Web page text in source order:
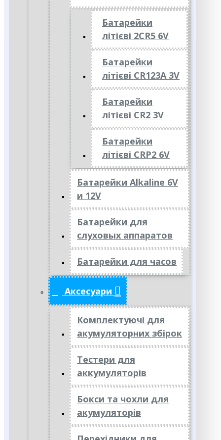
Батарейки
літієві 2CR5 6V
Батарейки
літієві CR123A 3V
Батарейки
літієві CR2 3V
Батарейки
літієві CRP2 6V
Батарейки Alkaline 6V
и 12V
Батарейки для
слуховых аппаратов
Батарейки для часов
Аксесуари
Комплектуючі для
акумуляторних збірок
Тестери для
аккумуляторів
Бокси та чохли для
акумуляторів